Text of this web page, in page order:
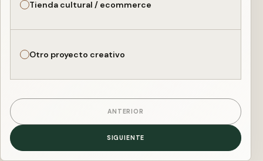
Tienda cultural / ecommerce
Otro proyecto creativo
ANTERIOR
SIGUIENTE